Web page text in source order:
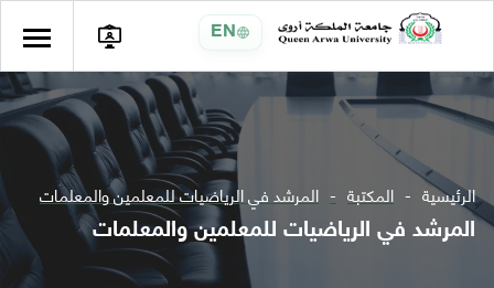
EN
الرئيسية المكتبة المرشد في الرياضيات للمعلمين والمعلمات
المرشد في الرياضيات للمعلمين والمعلمات